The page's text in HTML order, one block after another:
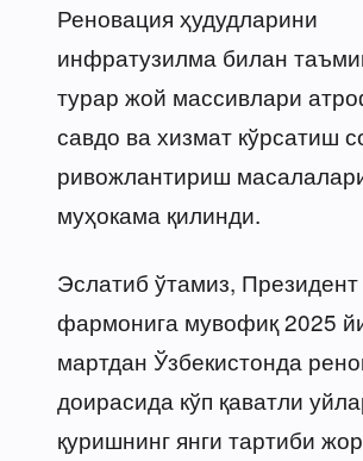
Реновация ҳудудларини
инфратузилма билан
турар жой массивлари
савдо ва хизмат кўрсатиш
ривожлантириш
муҳокама қилинди.
Эслатиб ўтамиз, Президент
фармонига мувофиқ 2025
мартдан Ўзбекистонда
доирасида кўп қаватли
қуришнинг янги тартиби